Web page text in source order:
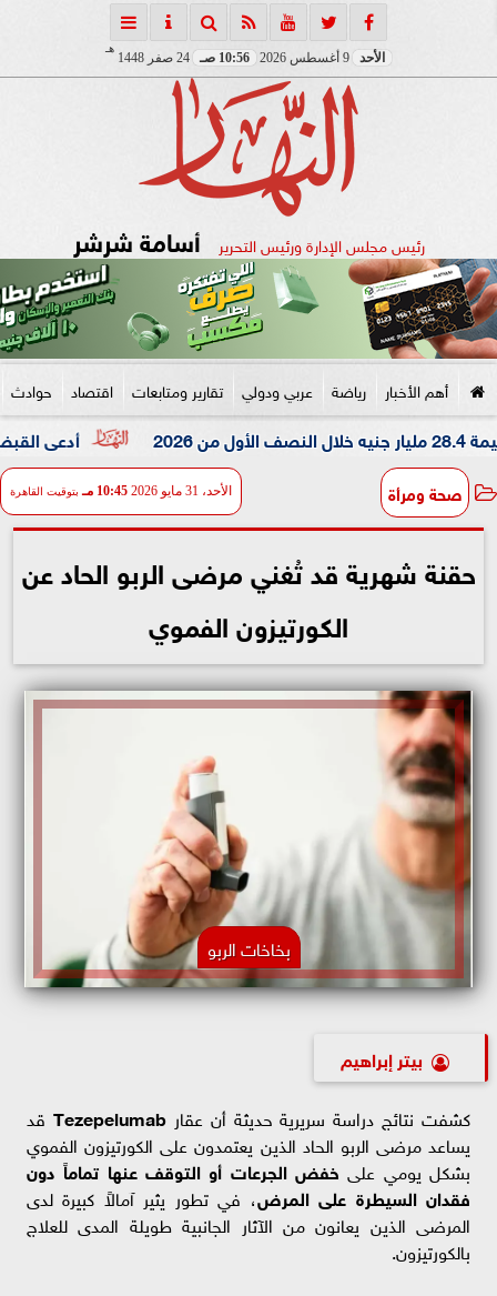
الأحد 10:56 صـ 24 صفر 1448
هـ
رئيس مجلس الإدارة ورئيس التحرير أسامة شرشر
أهم الأخبار رياضة عربي ودولي تقارير ومتابعات اقتصاد حوادث
أدعى القبض على
صحة ومرأة الأحد، 31 مايو 2026 10:45 مـ بتوقيت القاهرة
حقنة شهرية قد تُغني مرضى الربو الحاد عن
الكورتيزون الفموي
بخاخات الربو
بيتر إبراهيم
كشفت نتائج دراسة سريرية حديثة أن عقارTezepelumab قد
يساعد مرضى الربو الحاد الذين يعتمدون على الكورتيزون الفموي
بشكل يومي على خفض الجرعات أو التوقف عنها تماماً دون
فقدان السيطرة على المرض، في تطور يثير آمالاً كبيرة لدى
المرضى الذين يعانون من الآثار الجانبية طويلة المدى للعلاج
بالكورتيزون.